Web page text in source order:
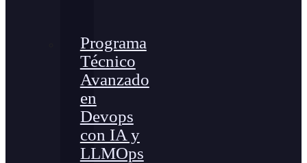
Programa
Técnico
Avanzado
en
Devops
con IA y
LLMOps